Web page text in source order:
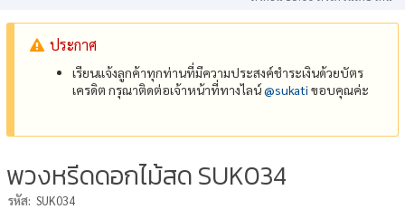
ประกาศ
เรียนแจ้งลูกค้าทุกท่านที่มีความประสงค์ชำระเงินด้วยบัตร
เครดิต กรุณาติดต่อเจ้าหน้าที่ทางไลน์@‌sukati ขอบคุณค่ะ
พวงหรีดดอกไม้สด SUK034
รหัส: SUK034